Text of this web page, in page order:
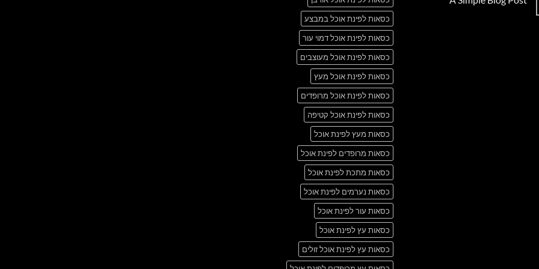
כסאות לפינת אוכל במבצע
כסאות לפינת אוכל דמוי עור
כסאות לפינת אוכל מעוצבים
כסאות לפינת אוכל מעץ
כסאות לפינת אוכל מרופדים
כסאות לפינת אוכל קטיפה
כסאות מעץ לפינת אוכל
כסאות מרופדים לפינת אוכל
כסאות מתכת לפינת אוכל
כסאות נערמים לפינת אוכל
כסאות עור לפינת אוכל
כסאות עץ לפינת אוכל
כסאות עץ לפינת אוכל זולים